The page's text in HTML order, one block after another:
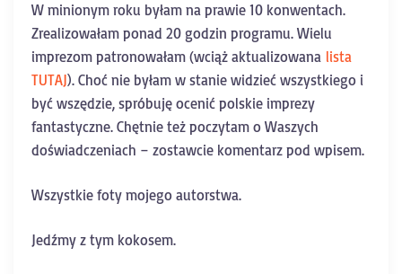
W minionym roku byłam na prawie 10 konwentach.
Zrealizowałam ponad 20 godzin programu. Wielu
imprezom patronowałam (wciąż aktualizowana lista
TUTAJ). Choć nie byłam w stanie widzieć wszystkiego i
być wszędzie, spróbuję ocenić polskie imprezy
fantastyczne. Chętnie też poczytam o Waszych
doświadczeniach – zostawcie komentarz pod wpisem.
Wszystkie foty mojego autorstwa.
Jedźmy z tym kokosem.